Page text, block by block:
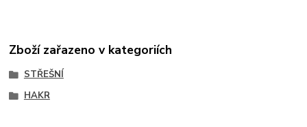
Zboží zařazeno v kategoriích
STŘEŠNÍ
HAKR